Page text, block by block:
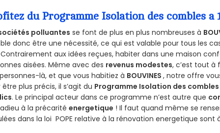
du Programme Isolation des combles a
polluantes se font de plus en plus nombreuses à
donc être une nécessité, ce qui est valable pour tous les
aux idées reçues, habiter dans une maison
aisées. Même avec des revenus modestes, c’est tout à
là, et que vous habitiez à BOUVINES, notre offre
être plus précis, il s’agit du Programme Isolation des combles
. Le principal acteur dans ce programme n’est autre que
à la précaritéenergetique ! Il faut quand même se
dans la loi POPE relative à la rénovation energetique sont